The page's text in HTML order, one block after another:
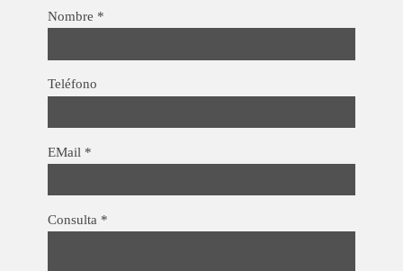
Nombre *
Teléfono
EMail *
Consulta *